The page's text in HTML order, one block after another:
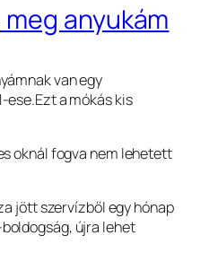
anyukám
van egy
ese.Ezt a mókás kis
oknál fogva nem lehetett
jött szervízből egy hónap
újra lehet